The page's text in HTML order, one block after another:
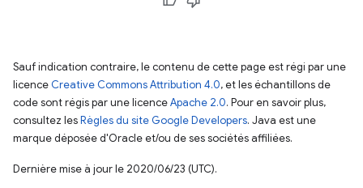
Sauf indication contraire, le contenu de cette page est régi par une
licence Creative Commons Attribution 4.0, et les échantillons de
code sont régis par une licenceApache 2.0. Pour en savoir plus,
consultez lesRègles du site Google Developers. Java est une
marque déposée d'Oracle et/ou de ses sociétés affiliées.
Dernière mise à jour le 2020/06/23 (UTC).